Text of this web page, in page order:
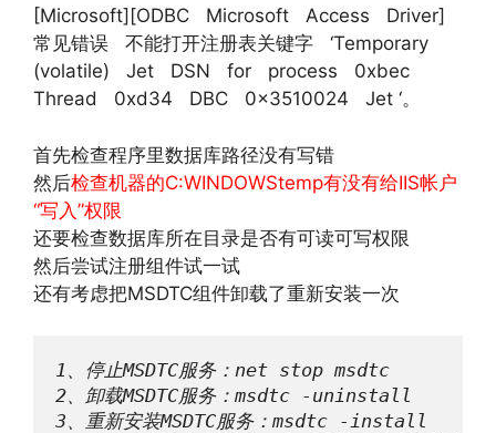
[Microsoft][ODBC Microsoft Access Driver]
常见错误 不能打开注册表关键字 ‘Temporary
(volatile) Jet DSN for process 0xbec
Thread 0xd34 DBC 0x3510024 Jet ‘。
首先检查程序里数据库路径没有写错
然后检查机器的C:WINDOWStemp有没有给IIS帐户
“写入”权限
还要检查数据库所在目录是否有可读可写权限
然后尝试注册组件试一试
还有考虑把MSDTC组件卸载了重新安装一次
1、停止MSDTC服务：net stop msdtc
2、卸载MSDTC服务：msdtc -uninstall
3、重新安装MSDTC服务：msdtc -install